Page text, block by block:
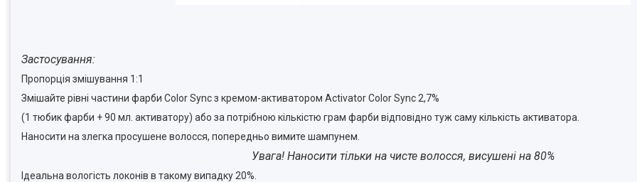
Застосування:
Пропорція змішування 1:1
Змішайте рівні частини фарби Color Sync з кремом-активатором Activator Color Sync 2,7%
(1 тюбик фарби + 90 мл. активатору) або за потрібною кількістю грам фарби відповідно туж саму кількість активатора.
Наносити на злегка просушене волосся, попередньо вимите шампунем.
Увага! Наносити тільки на чисте волосся, висушені на 80%
Ідеальна вологість локонів в такому випадку 20%.